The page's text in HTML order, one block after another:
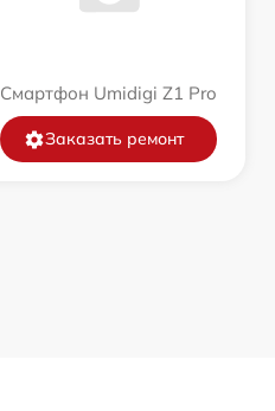
Смартфон Umidigi Z1 Pro
Заказать ремонт